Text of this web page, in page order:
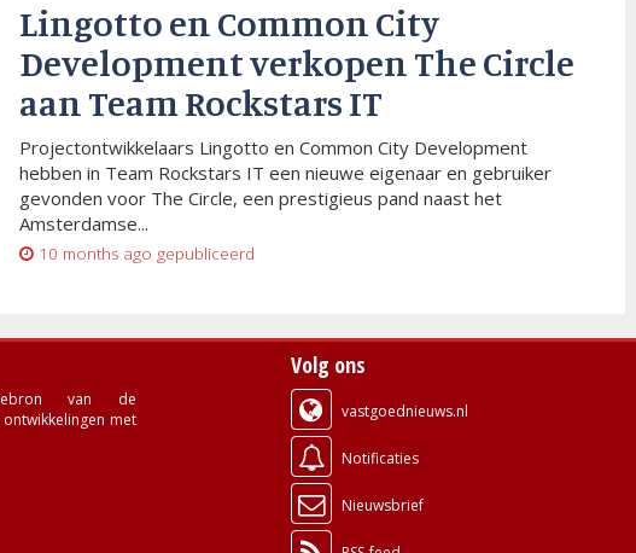
Lingotto en Common City
Development verkopen The Circle
aan Team Rockstars IT
Projectontwikkelaars Lingotto en Common City Development
hebben in Team Rockstars IT een nieuwe eigenaar en gebruiker
gevonden voor The Circle, een prestigieus pand naast het
Amsterdamse...
10 months ago gepubliceerd
van de
met
Volg ons
vastgoednieuws.nl
Notificaties
Nieuwsbrief